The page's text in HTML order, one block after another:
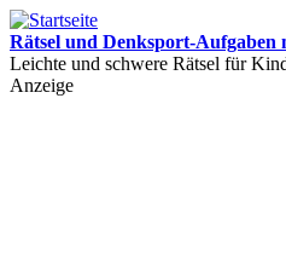
Rätsel und Denksport-Aufgaben
Leichte und schwere Rätsel für
Anzeige